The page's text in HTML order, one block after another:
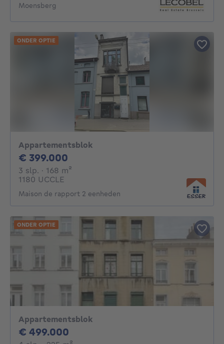
Moensberg
Appartementsblok
€ 399.000
3 slp. 3 slaapkamers
· 168 m²
1180 UCCLE
Maison de rapport 2 eenheden
ONDER OPTIE
Appartementsblok
€ 499.000
ONDER OPTIE